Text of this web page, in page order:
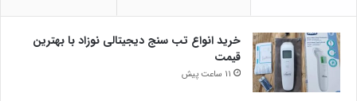
خرید انواع تب سنج دیجیتالی نوزاد با بهترین
قیمت
11 ساعت پیش